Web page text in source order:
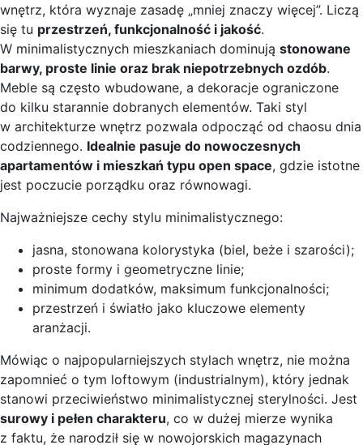
wnętrz, która wyznaje zasadę „mniej znaczy więcej”. Liczą
się tu przestrzeń, funkcjonalność i jakość.
W minimalistycznych mieszkaniach dominują stonowane
barwy, proste linie oraz brak niepotrzebnych ozdób.
Meble są często wbudowane, a dekoracje ograniczone
do kilku starannie dobranych elementów. Taki styl
w architekturze wnętrz pozwala odpocząć od chaosu dnia
codziennego. Idealnie pasuje do nowoczesnych
apartamentów i mieszkań typu open space, gdzie istotne
jest poczucie porządku oraz równowagi.
Najważniejsze cechy stylu minimalistycznego:
jasna, stonowana kolorystyka (biel, beże i szarości);
proste formy i geometryczne linie;
minimum dodatków, maksimum funkcjonalności;
przestrzeń i światło jako kluczowe elementy
aranżacji.
Mówiąc o najpopularniejszych stylach wnętrz, nie można
zapomnieć o tym loftowym (industrialnym), który jednak
stanowi przeciwieństwo minimalistycznej sterylności. Jest
surowy i pełen charakteru, co w dużej mierze wynika
z faktu, że narodził się w nowojorskich magazynach